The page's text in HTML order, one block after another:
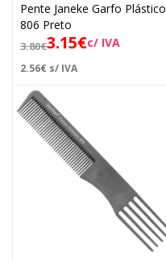
Pente Janeke Garfo Plástico
806 Preto
3.80€3.15€c/ IVA
2.56€ s/ IVA